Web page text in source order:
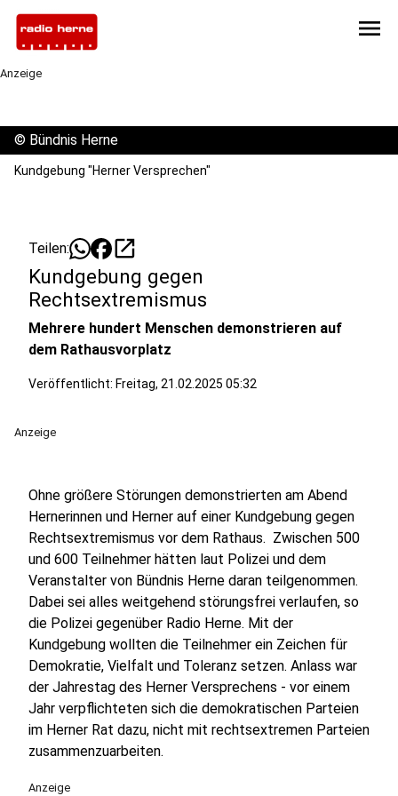
menu
Anzeige
© Bündnis Herne
Kundgebung "Herner Versprechen"
Teilen: open_in_new
Kundgebung gegen
Rechtsextremismus
Mehrere hundert Menschen demonstrieren auf
dem Rathausvorplatz
Veröffentlicht: Freitag, 21.02.2025 05:32
Anzeige
Ohne größere Störungen demonstrierten am Abend
Hernerinnen und Herner auf einer Kundgebung gegen
Rechtsextremismus vor dem Rathaus. Zwischen 500
und 600 Teilnehmer hätten laut Polizei und dem
Veranstalter von Bündnis Herne daran teilgenommen.
Dabei sei alles weitgehend störungsfrei verlaufen, so
die Polizei gegenüber Radio Herne. Mit der
Kundgebung wollten die Teilnehmer ein Zeichen für
Demokratie, Vielfalt und Toleranz setzen. Anlass war
der Jahrestag des Herner Versprechens - vor einem
Jahr verpflichteten sich die demokratischen Parteien
im Herner Rat dazu, nicht mit rechtsextremen Parteien
zusammenzuarbeiten.
Anzeige